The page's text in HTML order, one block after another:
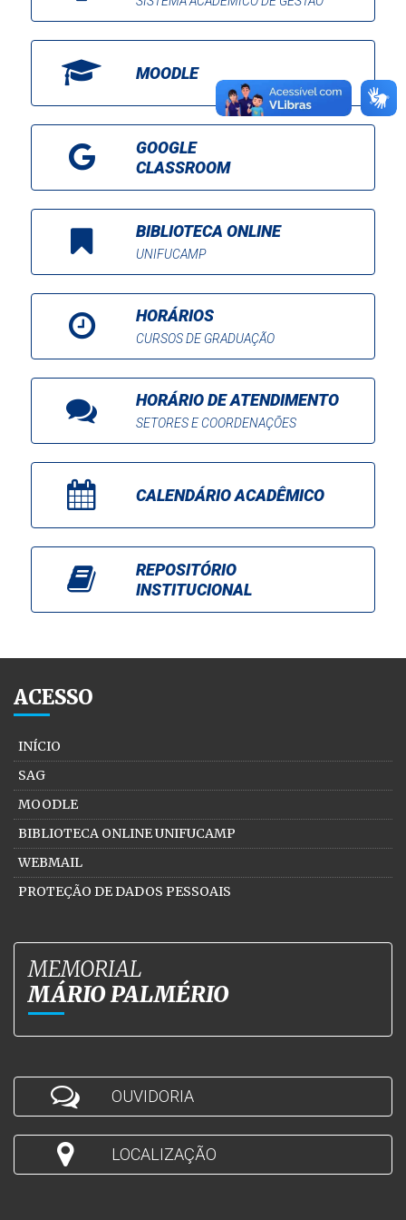
MOODLE
GOOGLE
CLASSROOM
BIBLIOTECA ONLINE
UNIFUCAMP
HORÁRIOS
CURSOS DE GRADUAÇÃO
HORÁRIO DE ATENDIMENTO
SETORES E COORDENAÇÕES
CALENDÁRIO ACADÊMICO
REPOSITÓRIO
INSTITUCIONAL
ACESSO
INÍCIO
SAG
MOODLE
BIBLIOTECA ONLINE UNIFUCAMP
WEBMAIL
PROTEÇÃO DE DADOS PESSOAIS
MEMORIAL
MÁRIO PALMÉRIO
OUVIDORIA
LOCALIZAÇÃO